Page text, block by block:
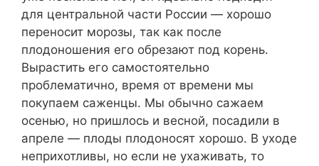
для центральной части России — хорошо
переносит морозы, так как после
плодоношения его обрезают под корень.
Вырастить его самостоятельно
проблематично, время от времени мы
покупаем саженцы. Мы обычно сажаем
осенью, но пришлось и весной, посадили в
апреле — плоды плодоносят хорошо. В уходе
неприхотливы, но если не ухаживать, то